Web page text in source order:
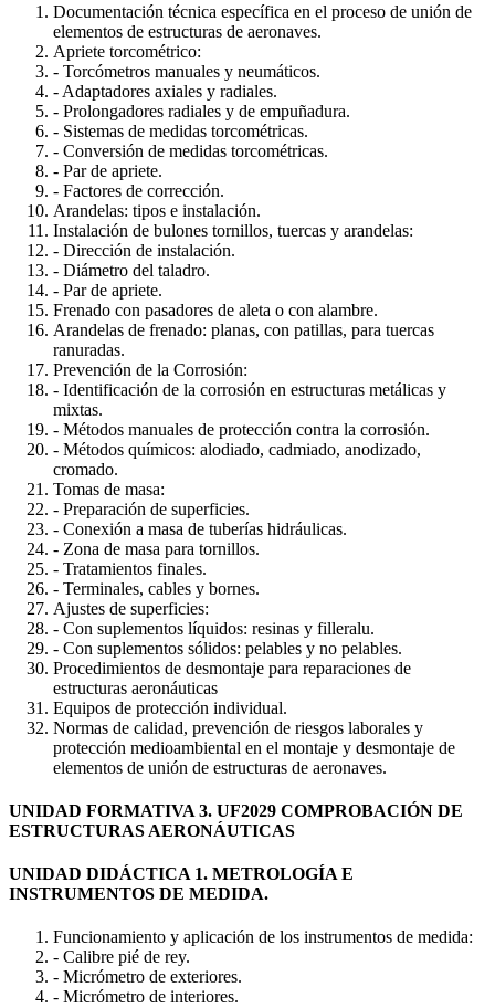
Documentación técnica específica en el proceso de unión de
elementos de estructuras de aeronaves.
Apriete torcométrico:
- Torcómetros manuales y neumáticos.
- Adaptadores axiales y radiales.
- Prolongadores radiales y de empuñadura.
- Sistemas de medidas torcométricas.
- Conversión de medidas torcométricas.
- Par de apriete.
- Factores de corrección.
Arandelas: tipos e instalación.
Instalación de bulones tornillos, tuercas y arandelas:
- Dirección de instalación.
- Diámetro del taladro.
- Par de apriete.
Frenado con pasadores de aleta o con alambre.
Arandelas de frenado: planas, con patillas, para tuercas
ranuradas.
Prevención de la Corrosión:
- Identificación de la corrosión en estructuras metálicas y
mixtas.
- Métodos manuales de protección contra la corrosión.
- Métodos químicos: alodiado, cadmiado, anodizado,
cromado.
Tomas de masa:
- Preparación de superficies.
- Conexión a masa de tuberías hidráulicas.
- Zona de masa para tornillos.
- Tratamientos finales.
- Terminales, cables y bornes.
Ajustes de superficies:
- Con suplementos líquidos: resinas y filleralu.
- Con suplementos sólidos: pelables y no pelables.
Procedimientos de desmontaje para reparaciones de
estructuras aeronáuticas
Equipos de protección individual.
Normas de calidad, prevención de riesgos laborales y
protección medioambiental en el montaje y desmontaje de
elementos de unión de estructuras de aeronaves.
UNIDAD FORMATIVA 3. UF2029 COMPROBACIÓN DE
ESTRUCTURAS AERONÁUTICAS
UNIDAD DIDÁCTICA 1. METROLOGÍA E
INSTRUMENTOS DE MEDIDA.
Funcionamiento y aplicación de los instrumentos de medida:
- Calibre pié de rey.
- Micrómetro de exteriores.
- Micrómetro de interiores.